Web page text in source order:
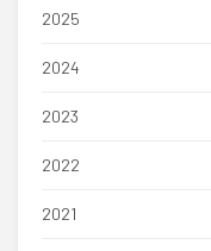
2025
2024
2023
2022
2021